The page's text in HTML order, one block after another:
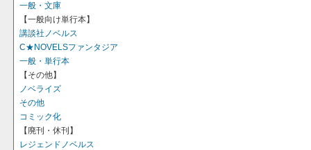
一般・文庫
【一般向け単行本】
講談社ノベルス
C★NOVELSファンタジア
一般・単行本
【その他】
ノベライズ
その他
コミック化
【廃刊・休刊】
レジェンドノベルス